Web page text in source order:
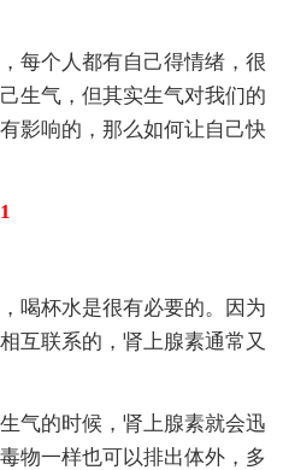
每个人都有自己得情绪，很
生气，但其实生气对我们的
影响的，那么如何让自己快
喝杯水是很有必要的。因为
互联系的，肾上腺素通常又
气的时候，肾上腺素就会迅
物一样也可以排出体外，多